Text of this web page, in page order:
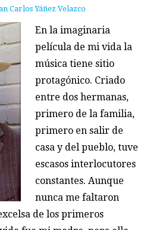
Carlos Yáñez Velazco
En la imaginaria
película de mi vida la
música tiene sitio
protagónico. Criado
entre dos hermanas,
primero de la familia,
primero en salir de
casa y del pueblo, tuve
escasos interlocutores
constantes. Aunque
nunca me faltaron
de los primeros